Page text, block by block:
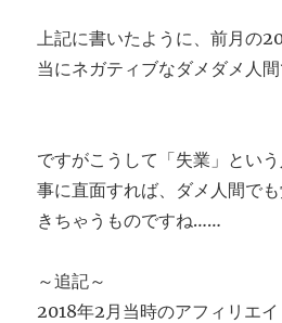
上記に書いたように、前月の
当にネガティブなダメダメ人間
ですがこうして「失業」とい
事に直面すれば、ダメ人間で
きちゃうものですね……
～追記～
2018年2月当時のアフィリエ